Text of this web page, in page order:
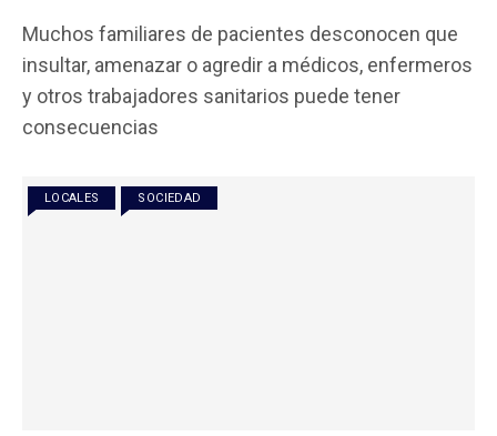
ce
b
o
k
tt
er
at
s
A
p
ail m
p
Muchos familiares de pacientes desconocen que
insultar, amenazar o agredir a médicos, enfermeros
y otros trabajadores sanitarios puede tener
consecuencias
LOCALES SOCIEDAD